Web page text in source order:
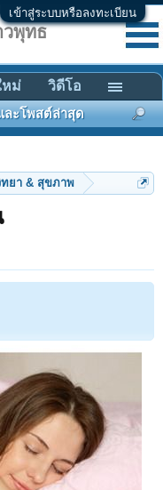
เข้าสู่ระบบหรือลงทะเบียน
ยา & สุขภาพ
พุทธ
ละโพสต์ล่าสุด
หม่ วิดีโอ